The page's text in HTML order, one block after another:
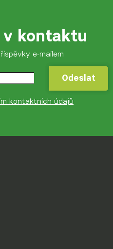
v kontaktu
e-mailem
Odeslat
Odeslat
kontaktních údajů